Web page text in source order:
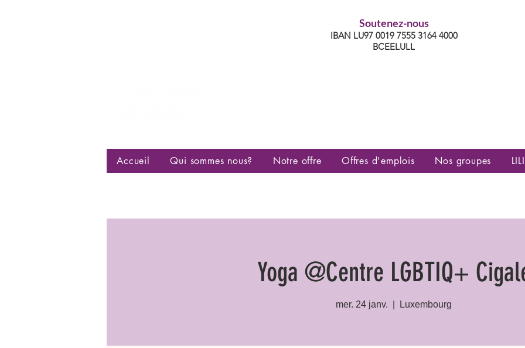
Soutenez-nous
IBAN LU97 0019 7555 3164 4000
BCEELULL
Accueil Qui sommes nous? Notre offre Offres d'emplois Nos groupes LILI
Yoga @Centre LGBTIQ+
mer. 24 janv. Luxembourg